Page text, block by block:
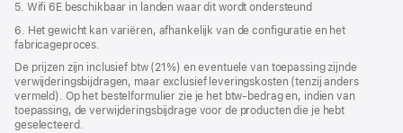
5. Wifi 6E beschikbaar in landen waar dit wordt ondersteund
6. Het gewicht kan variëren, afhankelijk van de configuratie en het
fabricageproces.
De prijzen zijn inclusief btw (21%) en eventuele van toepassing zijnde
verwijderingsbijdragen, maar exclusief leveringskosten (tenzij anders
vermeld). Op het bestelformulier zie je het btw-bedrag en, indien van
toepassing, de verwijderingsbijdrage voor de producten die je hebt
geselecteerd.